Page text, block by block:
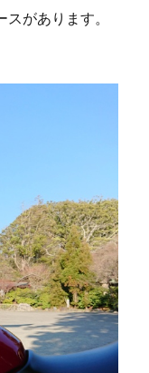
があります。